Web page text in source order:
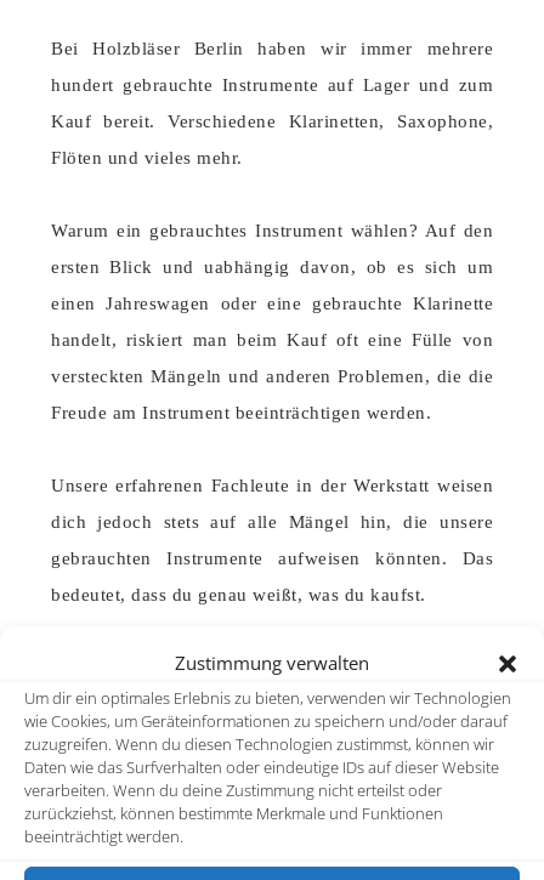
Zustimmung verwalten
Um dir ein optimales Erlebnis zu bieten, verwenden wir Technologien
wie Cookies, um Geräteinformationen zu speichern und/oder darauf
zuzugreifen. Wenn du diesen Technologien zustimmst, können wir
Daten wie das Surfverhalten oder eindeutige IDs auf dieser Website
verarbeiten. Wenn du deine Zustimmung nicht erteilst oder
zurückziehst, können bestimmte Merkmale und Funktionen
beeinträchtigt werden.
Bei Holzbläser Berlin haben wir immer mehrere
hundert gebrauchte Instrumente auf Lager und zum
Kauf bereit. Verschiedene Klarinetten, Saxophone,
Flöten und vieles mehr.
Warum ein gebrauchtes Instrument wählen? Auf den
ersten Blick und uabhängig davon, ob es sich um
einen Jahreswagen oder eine gebrauchte Klarinette
handelt, riskiert man beim Kauf oft eine Fülle von
versteckten Mängeln und anderen Problemen, die die
Freude am Instrument beeinträchtigen werden.
Unsere erfahrenen Fachleute in der Werkstatt weisen
dich jedoch stets auf alle Mängel hin, die unsere
gebrauchten Instrumente aufweisen könnten. Das
bedeutet, dass du genau weißt, was du kaufst.
ANKAUF UND VERKAUF AUF
KOMMISSION
Wir haben immer ein reichhaltiges Angebot an
Kommissions-instrumenten und sind bloß der